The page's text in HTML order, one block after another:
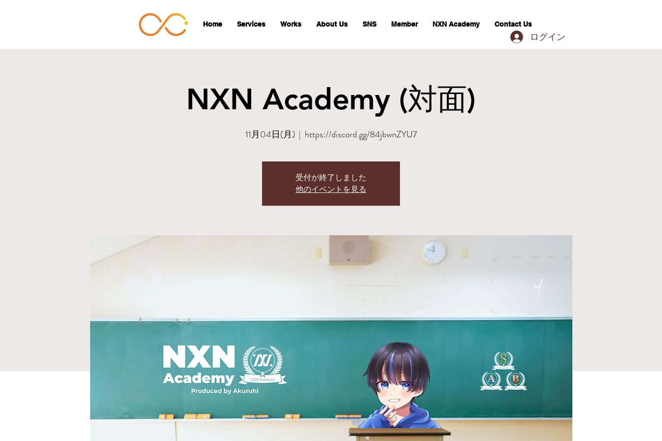
Home Services Works About Us SNS Member NXN Academy Contact Us
ログイン
NXN Academy (対面)
11月04日(月)
  |
https://discord.gg/84jbwnZYU7
受付が終了しました
他のイベントを見る